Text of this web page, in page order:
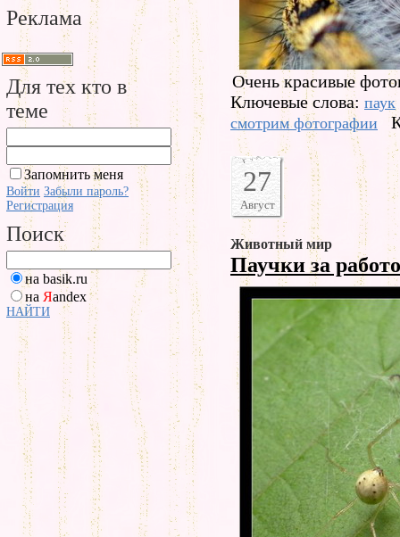
Реклама
Для тех кто в
теме
Запомнить меня
Войти Забыли пароль?
Регистрация
Поиск
на basik.ru
на Яandex
НАЙТИ
Очень красивые
Ключевые слова: паук
смотрим фотографии
27
Август
Животный мир
Паучки за